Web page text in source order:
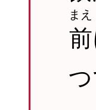
前
まえ
つ